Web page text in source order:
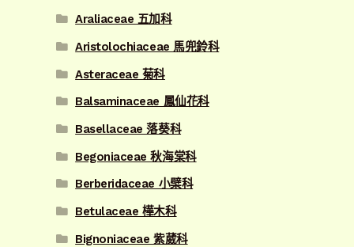
Araliaceae 五加科
Aristolochiaceae 馬兜鈴科
Asteraceae 菊科
Balsaminaceae 鳳仙花科
Basellaceae 落葵科
Begoniaceae 秋海棠科
Berberidaceae 小檗科
Betulaceae 樺木科
Bignoniaceae 紫葳科